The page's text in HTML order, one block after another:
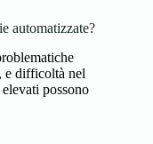
automatizzate?
e difficoltà nel
possono